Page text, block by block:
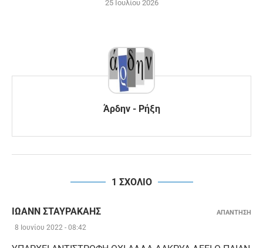
25 Ιουλίου 2026
Άρδην - Ρήξη
1 ΣΧΟΛΙΟ
ΙΩΑΝΝ ΣΤΑΥΡΑΚΑΗΣ
8 Ιουνίου 2022 - 08:42
ΑΠΑΝΤΗΣΗ